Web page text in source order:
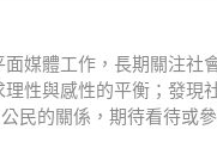
媒體工作，長期關注社
性與感性的平衡；發現
民的關係，期待看待或